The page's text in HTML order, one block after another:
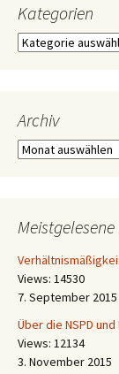
Kategorien
Kategorien
Archiv
Archiv
Views: 14530
7. September 2015
Über die NSPD
Views: 12134
3. November 2015